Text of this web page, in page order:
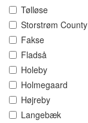
Tølløse
Storstrøm County
Fakse
Fladså
Holeby
Holmegaard
Højreby
Langebæk